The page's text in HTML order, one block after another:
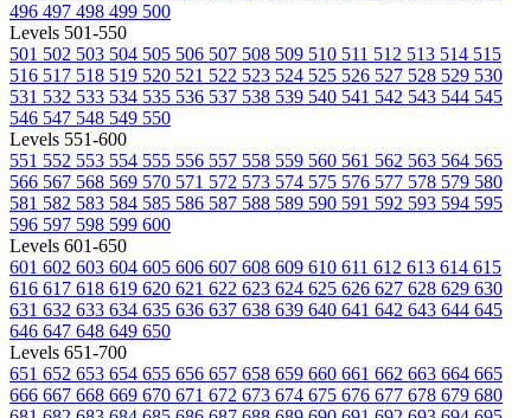
496 497 498 499 500
Levels 501-550
501 502 503 504 505 506 507 508 509 510 511 512 513 514 515
516 517 518 519 520 521 522 523 524 525 526 527 528 529 530
531 532 533 534 535 536 537 538 539 540 541 542 543 544 545
546 547 548 549 550
Levels 551-600
551 552 553 554 555 556 557 558 559 560 561 562 563 564 565
566 567 568 569 570 571 572 573 574 575 576 577 578 579 580
581 582 583 584 585 586 587 588 589 590 591 592 593 594 595
596 597 598 599 600
Levels 601-650
601 602 603 604 605 606 607 608 609 610 611 612 613 614 615
616 617 618 619 620 621 622 623 624 625 626 627 628 629 630
631 632 633 634 635 636 637 638 639 640 641 642 643 644 645
646 647 648 649 650
Levels 651-700
651 652 653 654 655 656 657 658 659 660 661 662 663 664 665
666 667 668 669 670 671 672 673 674 675 676 677 678 679 680